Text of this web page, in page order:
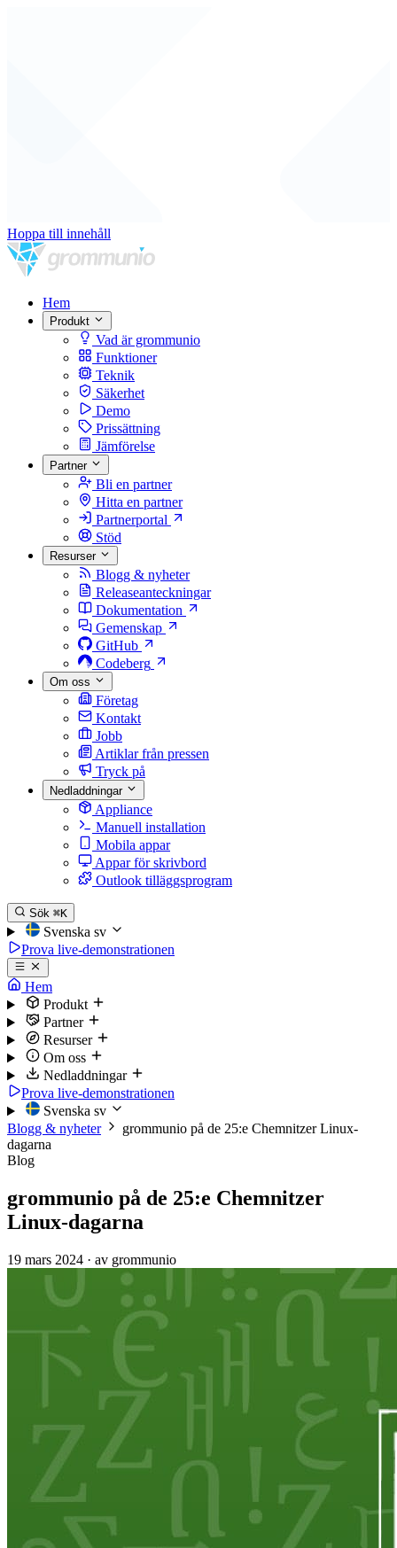
Hoppa till innehåll
Hem
Produkt
Vad är grommunio
Funktioner
Teknik
Säkerhet
Demo
Prissättning
Jämförelse
Partner
Bli en partner
Hitta en partner
Partnerportal
Stöd
Resurser
Blogg & nyheter
Releaseanteckningar
Dokumentation
Gemenskap
GitHub
Codeberg
Om oss
Företag
Kontakt
Jobb
Artiklar från pressen
Tryck på
Nedladdningar
Appliance
Manuell installation
Mobila appar
Appar för skrivbord
Outlook tilläggsprogram
Sök ⌘K
Svenska sv
Prova live-demonstrationen
Hem
Produkt
Partner
Resurser
Om oss
Nedladdningar
Prova live-demonstrationen
Svenska sv
Blogg & nyheter
grommunio på de 25:e Chemnitzer Linux-
dagarna
Blog
grommunio på de 25:e Chemnitzer
Linux-dagarna
19 mars 2024 · av grommunio